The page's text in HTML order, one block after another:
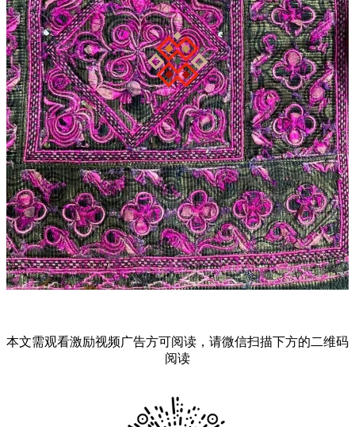
本文需观看激励视频广告方可阅读，请微信扫描下方的二维码
阅读